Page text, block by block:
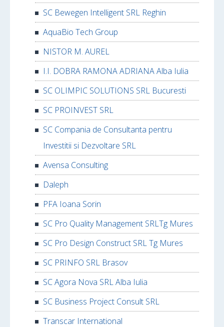
SC Bewegen Intelligent SRL Reghin
AquaBio Tech Group
NISTOR M. AUREL
I.I. DOBRA RAMONA ADRIANA Alba Iulia
SC OLIMPIC SOLUTIONS SRL Bucuresti
SC PROINVEST SRL
SC Compania de Consultanta pentru
Investitii si Dezvoltare SRL
Avensa Consulting
Daleph
PFA Ioana Sorin
SC Pro Quality Management SRLTg Mures
SC Pro Design Construct SRL Tg Mures
SC PRINFO SRL Brasov
SC Agora Nova SRL Alba Iulia
SC Business Project Consult SRL
Transcar International